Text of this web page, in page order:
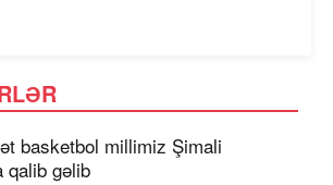
basketbol millimiz Şimali
qalib gəlib